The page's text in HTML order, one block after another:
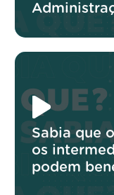
Sabia que
os
podem